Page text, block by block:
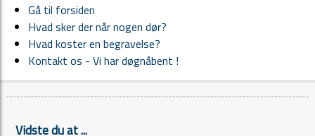
Gå til forsiden
Hvad sker der når nogen dør?
Hvad koster en begravelse?
Kontakt os - Vi har døgnåbent !
Vidste du at ...